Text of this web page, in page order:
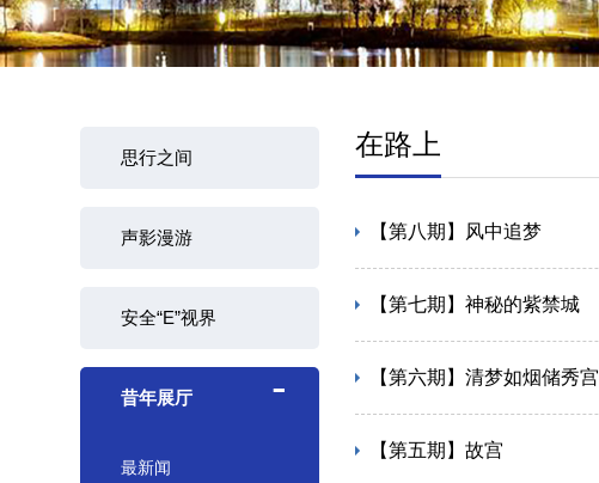
思行之间
声影漫游
安全“E”视界
昔年展厅 -
最新闻
在路上
【第八期】风中追梦
【第七期】神秘的紫禁城
【第六期】清梦如烟储秀宫
【第五期】故宫